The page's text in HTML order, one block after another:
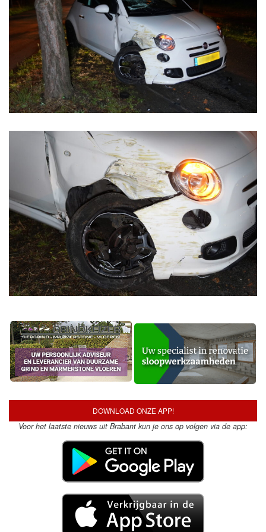
DOWNLOAD ONZE APP!
Voor het laatste nieuws uit Brabant kun je ons op volgen via de app: